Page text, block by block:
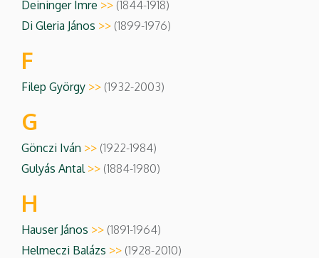
Deininger Imre >> (1844-1918)
Di Gleria János >> (1899-1976)
F
Filep György >> (1932-2003)
G
Gönczi Iván >> (1922-1984)
Gulyás Antal >> (1884-1980)
H
Hauser János >> (1891-1964)
Helmeczi Balázs >> (1928-2010)